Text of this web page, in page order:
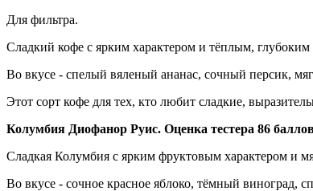
Для фильтра.
Сладкий кофе с ярким характером и тёплым, глубоким
Во вкусе - спелый вяленый ананас, сочный персик,
Этот сорт кофе для тех, кто любит сладкие,
Колумбия Диофанор Руис. Оценка тестера 86
Сладкая Колумбия с ярким фруктовым характером и
Во вкусе - сочное красное яблоко, тёмный виноград,